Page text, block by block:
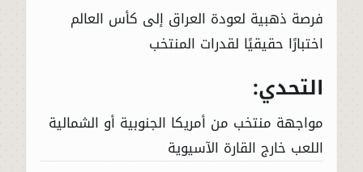
فرصة ذهبية لعودة العراق إلى كأس العالم
اختبارًا حقيقيًا لقدرات المنتخب
التحدي:
مواجهة منتخب من أمريكا الجنوبية أو الشمالية
اللعب خارج القارة الآسيوية